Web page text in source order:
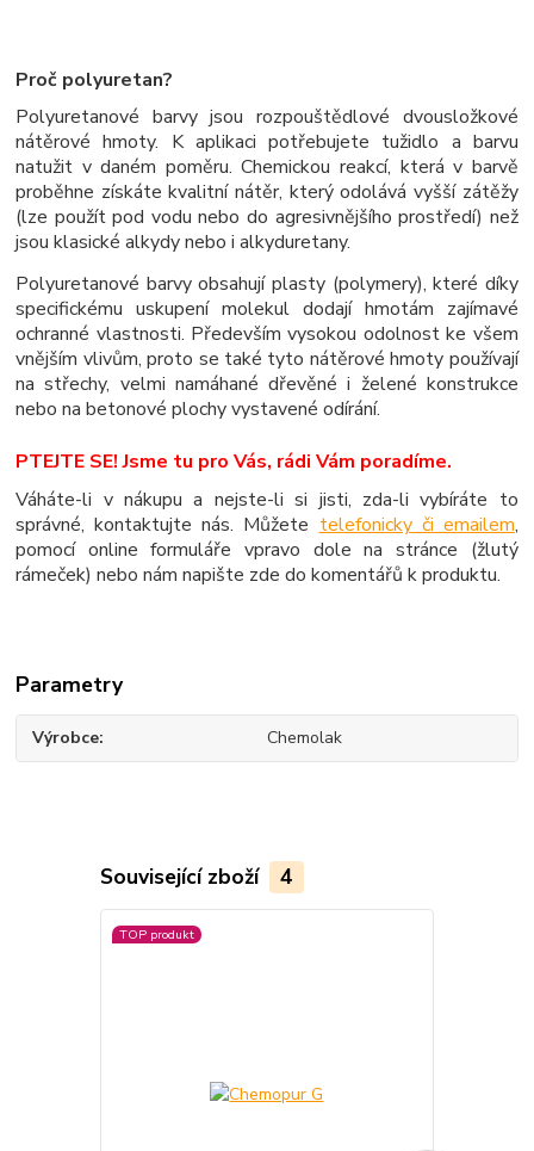
Proč polyuretan?
Polyuretanové barvy jsou rozpouštědlové dvousložkové
nátěrové hmoty. K aplikaci potřebujete tužidlo a barvu
natužit v daném poměru. Chemickou reakcí, která v barvě
proběhne získáte kvalitní nátěr, který odolává vyšší zátěžy
(lze použít pod vodu nebo do agresivnějšího prostředí) než
jsou klasické alkydy nebo i alkyduretany.
Polyuretanové barvy obsahují plasty (polymery), které díky
specifickému uskupení molekul dodají hmotám zajímavé
ochranné vlastnosti. Především vysokou odolnost ke všem
vnějším vlivům, proto se také tyto nátěrové hmoty používají
na střechy, velmi namáhané dřevěné i želené konstrukce
nebo na betonové plochy vystavené odírání.
PTEJTE SE! Jsme tu pro Vás, rádi Vám poradíme.
Váháte-li v nákupu a nejste-li si jisti, zda-li vybíráte to
správné, kontaktujte nás. Můžete telefonicky či emailem,
pomocí online formuláře vpravo dole na stránce (žlutý
rámeček) nebo nám napište zde do komentářů k produktu.
Parametry
Výrobce Chemolak
Související zboží 4
TOP produkt